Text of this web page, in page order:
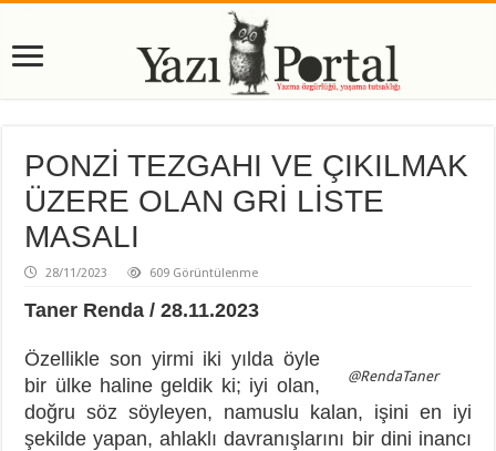
PONZİ TEZGAHI VE ÇIKILMAK
ÜZERE OLAN GRİ LİSTE
MASALI
28/11/2023 609 Görüntülenme
Taner Renda / 28.11.2023
@RendaTaner
Özellikle son yirmi iki yılda öyle
bir ülke haline geldik ki; iyi olan,
doğru söz söyleyen, namuslu kalan, işini en iyi
şekilde yapan, ahlaklı davranışlarını bir dini inancı